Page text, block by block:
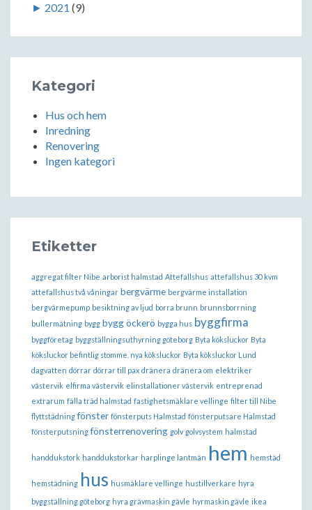
► 2021 (9)
Kategori
Hus och hem
Inredning
Renovering
Ingen kategori
Etiketter
aggregat filter Nibe arborist halmstad Attefallshus attefallshus 30 kvm
attefallshus två våningar bergvärme bergvärme installation
bergvärmepump besiktning av ljud borra brunn brunnsborrning
bullermätning bygg bygg öckerö bygga hus byggfirma
byggföretag byggställningsuthyrning göteborg Byta köksluckor Byta
köksluckor befintlig stomme. nya köksluckor Byta köksluckor Lund
dagvatten dörrar dörrar till pax dränera dränera om elektriker
västervik elfirma västervik elinstallationer västervik entreprenad
extrarum fälla träd halmstad fastighetsmäklare vellinge filter till Nibe
flyttstädning fönster fönsterputs Halmstad fönsterputsare Halmstad
fönsterputsning fönsterrenovering golv golvsystem halmstad
handdukstork handdukstorkar harplinge lantmän hem hemstäd
hemstädning hus husmäklare vellinge hustillverkare hyra
byggställning göteborg hyra grävmaskin gävle hyrmaskin gävle ikea